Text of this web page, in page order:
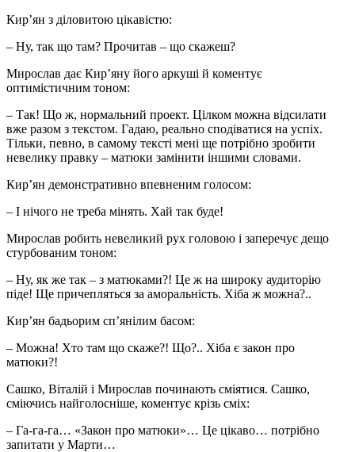
Кир’ян з діловитою цікавістю:
– Ну, так що там? Прочитав – що скажеш?
Мирослав дає Кир’яну його аркуші й коментує
оптимістичним тоном:
– Так! Що ж, нормальний проект. Цілком можна відсилати
вже разом з текстом. Гадаю, реально сподіватися на успіх.
Тільки, певно, в самому тексті мені ще потрібно зробити
невелику правку – матюки замінити іншими словами.
Кир’ян демонстративно впевненим голосом:
– І нічого не треба мінять. Хай так буде!
Мирослав робить невеликий рух головою і заперечує дещо
стурбованим тоном:
– Ну, як же так – з матюками?! Це ж на широку аудиторію
піде! Ще причепляться за аморальність. Хіба ж можна?..
Кир’ян бадьорим сп’янілим басом:
– Можна! Хто там що скаже?! Що?.. Хіба є закон про
матюки?!
Сашко, Віталій і Мирослав починають сміятися. Сашко,
сміючись найголосніше, коментує крізь сміх:
– Га-га-га… «Закон про матюки»… Це цікаво… потрібно
запитати у Марти…